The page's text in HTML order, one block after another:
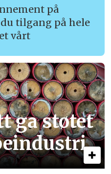
på
tilgang på hele
vårt
ga støtet